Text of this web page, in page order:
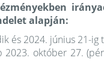
alapján:
és 2024. június 21-ig
október 27.